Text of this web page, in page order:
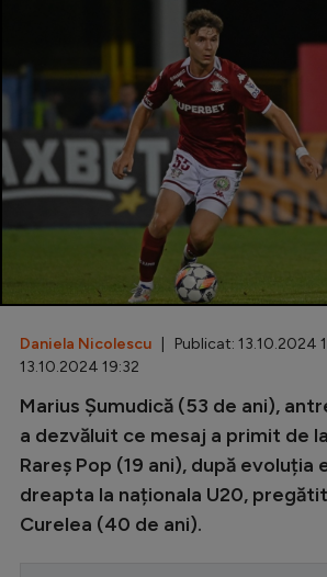
Cupa României
Echipa Națională
U21
Fotbal feminin
Special
Diverse
Inedit
Clasamente
Champions League
Europa League
Daniela Nicolescu | Publicat: 13.10.2024
13.10.2024 19:32
Marius Șumudică (53 de ani),
a dezvăluit ce mesaj a primit de
Rareș Pop (19 ani), după evoluția
dreapta la naționala U20,
Curelea (40 de ani).